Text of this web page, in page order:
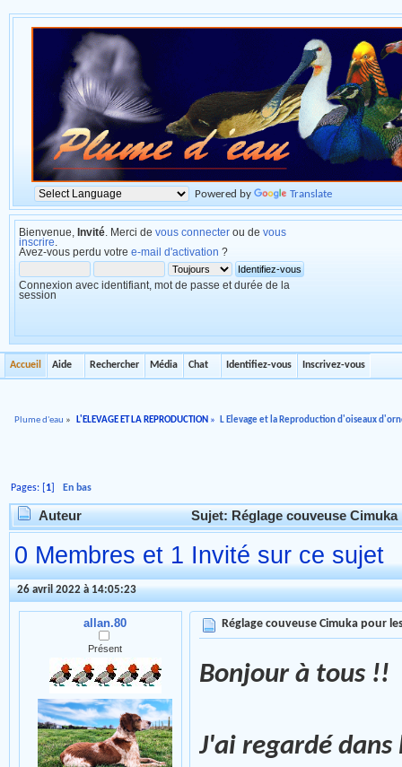
Powered by Translate
Bienvenue, Invité . Merci de vous connecter ou de vous
inscrire
Avez-vous perdu votre e-mail d'activation ?
Connexion avec identifiant, mot de passe et durée de la
session
Accueil Aide Rechercher Média Chat Identifiez-vous Inscrivez-vous
Plume d'eau » L'ELEVAGE ET LA REPRODUCTION » L Elevage et la Reproduction d'oiseaux
Pages: [ 1 ]En bas
Auteur Sujet: Réglage couveuse
0 Membres et 1 Invité sur ce sujet
26 avril 2022 à 14:05:23
allan.80
Présent
Réglage couveuse Cimuka pour
Bonjour à tous !!
J'ai regardé